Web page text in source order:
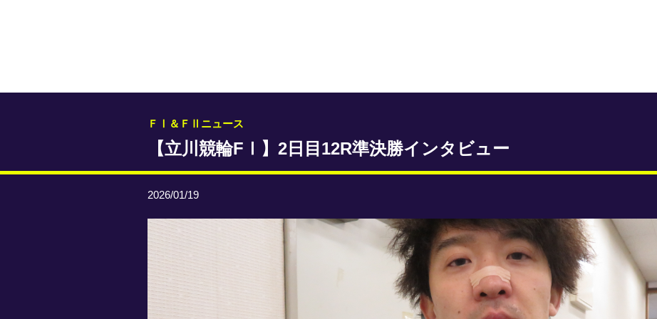
ＦⅠ＆ＦⅡニュース
【立川競輪FⅠ】2日目12R準決勝インタビュー
2026/01/19